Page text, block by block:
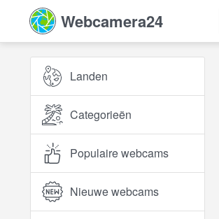
Webcamera24
Landen
Categorieën
Populaire webcams
Nieuwe webcams